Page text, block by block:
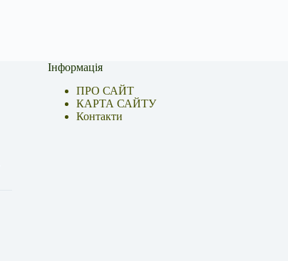
Інформація
ПРО САЙТ
КАРТА САЙТУ
Контакти